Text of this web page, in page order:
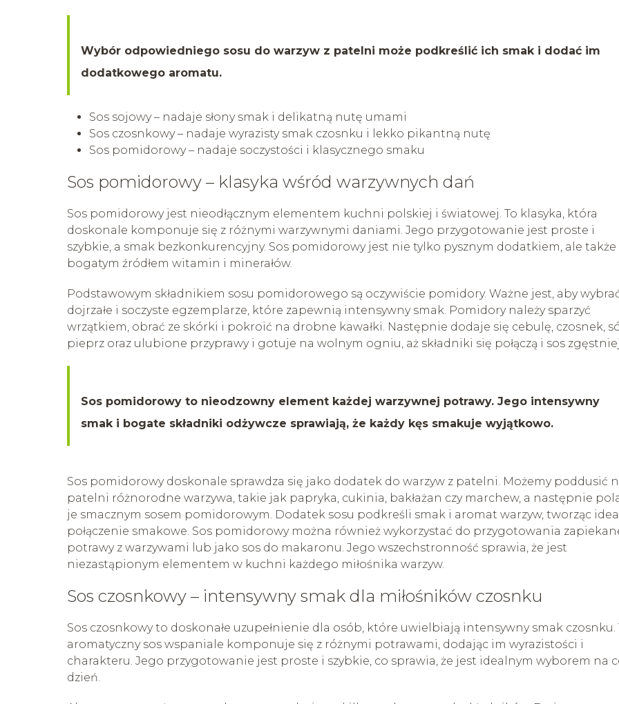
Wybór odpowiedniego sosu do warzyw z patelni może podkreślić ich smak i dodać im
dodatkowego aromatu.
Sos sojowy – nadaje słony smak i delikatną nutę umami
Sos czosnkowy – nadaje wyrazisty smak czosnku i lekko pikantną nutę
Sos pomidorowy – nadaje soczystości i klasycznego smaku
Sos pomidorowy – klasyka wśród warzywnych dań
Sos pomidorowy jest nieodłącznym elementem kuchni polskiej i światowej. To klasyka, która
doskonale komponuje się z różnymi warzywnymi daniami. Jego przygotowanie jest proste i
szybkie, a smak bezkonkurencyjny. Sos pomidorowy jest nie tylko pysznym dodatkiem, ale także
bogatym źródłem witamin i minerałów.
Podstawowym składnikiem sosu pomidorowego są oczywiście pomidory. Ważne jest, aby
dojrzałe i soczyste egzemplarze, które zapewnią intensywny smak. Pomidory należy sparzyć
wrzątkiem, obrać ze skórki i pokroić na drobne kawałki. Następnie dodaje się cebulę, czosnek,
pieprz oraz ulubione przyprawy i gotuje na wolnym ogniu, aż składniki się połączą i sos
Sos pomidorowy to nieodzowny element każdej warzywnej potrawy. Jego intensywny
smak i bogate składniki odżywcze sprawiają, że każdy kęs smakuje wyjątkowo.
Sos pomidorowy doskonale sprawdza się jako dodatek do warzyw z patelni. Możemy poddusić
patelni różnorodne warzywa, takie jak papryka, cukinia, bakłażan czy marchew, a następnie
je smacznym sosem pomidorowym. Dodatek sosu podkreśli smak i aromat warzyw, tworząc
połączenie smakowe. Sos pomidorowy można również wykorzystać do przygotowania
potrawy z warzywami lub jako sos do makaronu. Jego wszechstronność sprawia, że jest
niezastąpionym elementem w kuchni każdego miłośnika warzyw.
Sos czosnkowy – intensywny smak dla miłośników czosnku
Sos czosnkowy to doskonałe uzupełnienie dla osób, które uwielbiają intensywny smak czosnku.
aromatyczny sos wspaniale komponuje się z różnymi potrawami, dodając im wyrazistości i
charakteru. Jego przygotowanie jest proste i szybkie, co sprawia, że jest idealnym wyborem na
dzień.